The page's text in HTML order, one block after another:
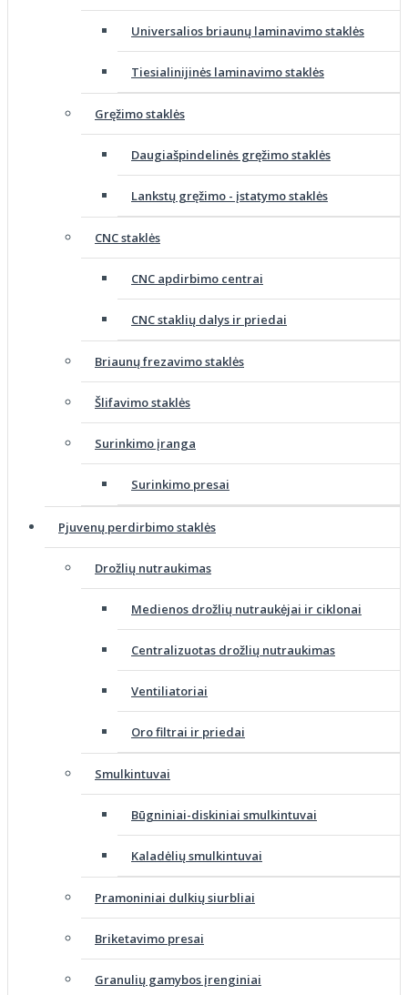
Universalios briaunų laminavimo staklės
Tiesialinijinės laminavimo staklės
Gręžimo staklės
Daugiašpindelinės gręžimo staklės
Lankstų gręžimo - įstatymo staklės
CNC staklės
CNC apdirbimo centrai
CNC staklių dalys ir priedai
Briaunų frezavimo staklės
Šlifavimo staklės
Surinkimo įranga
Surinkimo presai
Pjuvenų perdirbimo staklės
Drožlių nutraukimas
Medienos drožlių nutraukėjai ir ciklonai
Centralizuotas drožlių nutraukimas
Ventiliatoriai
Oro filtrai ir priedai
Smulkintuvai
Būgniniai-diskiniai smulkintuvai
Kaladėlių smulkintuvai
Pramoniniai dulkių siurbliai
Briketavimo presai
Granulių gamybos įrenginiai